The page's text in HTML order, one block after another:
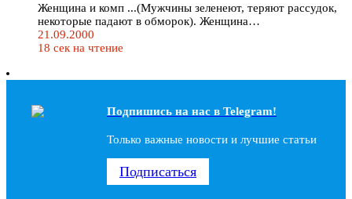
Женщина и комп ...(Мужчины зеленеют, теряют рассудок,
некоторые падают в обморок). Женщина…
21.09.2000
18 сек на чтение
Подпишись на наc в Telegram!
Только важные новости и лучшие статьи
Подписаться